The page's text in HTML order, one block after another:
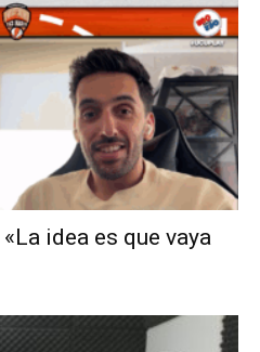
idea es que vaya